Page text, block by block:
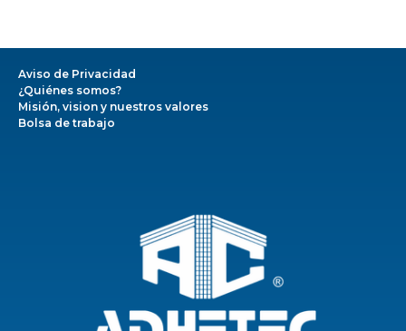
Aviso de Privacidad
¿Quiénes somos?
Misión, vision y nuestros valores
Bolsa de trabajo